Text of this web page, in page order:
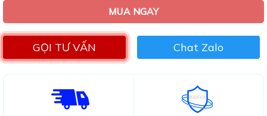
MUA NGAY
GỌI TƯ VẤN Chat Zalo